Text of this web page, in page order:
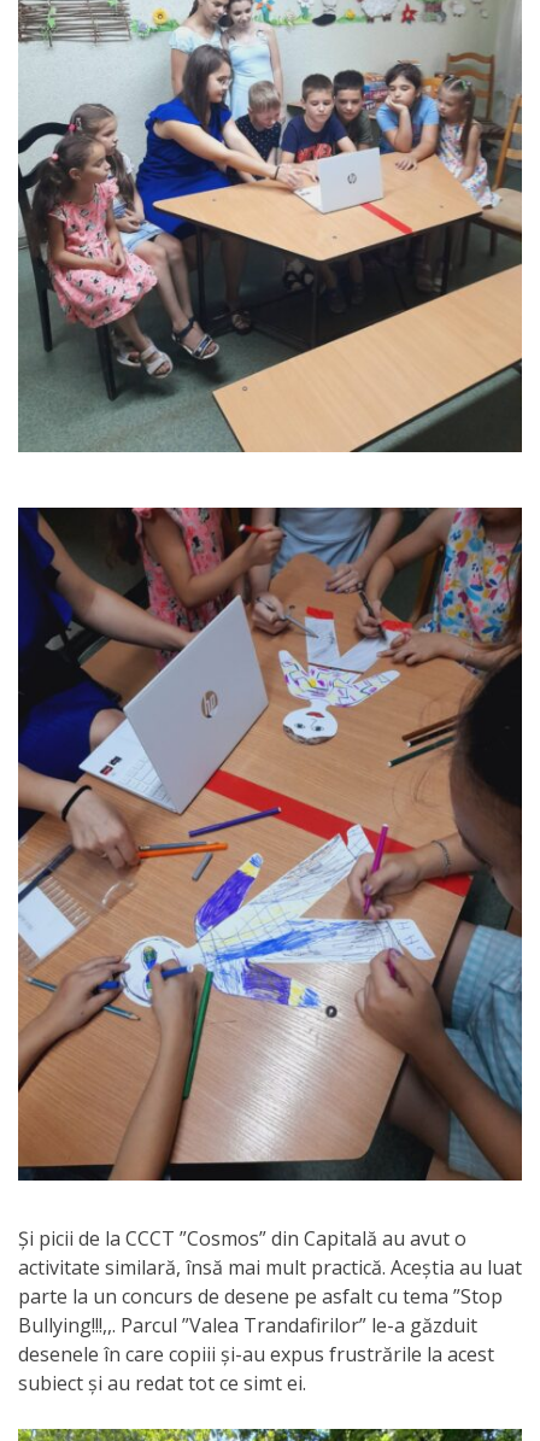
Și picii de la CCCT ”Cosmos” din Capitală au avut o
activitate similară, însă mai mult practică. Aceștia au luat
parte la un concurs de desene pe asfalt cu tema ”Stop
Bullying!!!,,. Parcul ”Valea Trandafirilor” le-a găzduit
desenele în care copiii și-au expus frustrările la acest
subiect și au redat tot ce simt ei.